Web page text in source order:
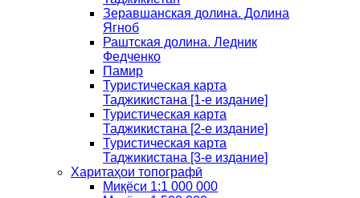
Зеравшанская долина. Долина
Ягноб
Раштская долина. Ледник
Федченко
Памир
Туристическая карта
Таджикистана [1-е издание]
Туристическая карта
Таджикистана [2-е издание]
Туристическая карта
Таджикистана [3-е издание]
Харитаҳои топографӣ
Миқёси 1:1 000 000